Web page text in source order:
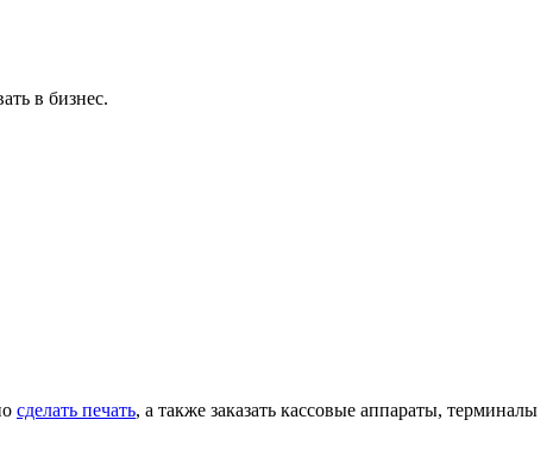
в бизнес.
сделать печать, а также заказать кассовые аппараты, терминалы